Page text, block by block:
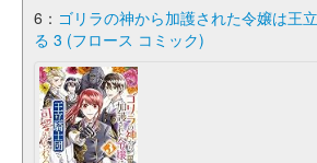
6： ゴリラの神から加護された令嬢は王
る 3 (フロース コミック)